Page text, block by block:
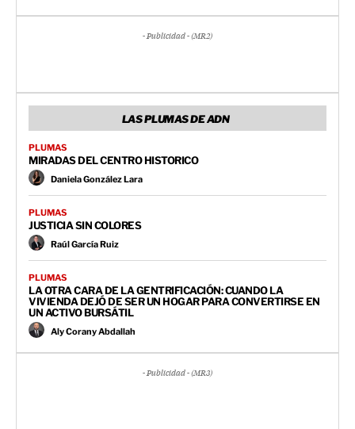
- Publicidad - (MR2)
LAS PLUMAS DE ADN
PLUMAS
MIRADAS DEL CENTRO HISTORICO
Daniela González Lara
PLUMAS
JUSTICIA SIN COLORES
Raúl García Ruiz
PLUMAS
LA OTRA CARA DE LA GENTRIFICACIÓN: CUANDO LA
VIVIENDA DEJÓ DE SER UN HOGAR PARA CONVERTIRSE EN
UN ACTIVO BURSÁTIL
Aly Corany Abdallah
- Publicidad - (MR3)